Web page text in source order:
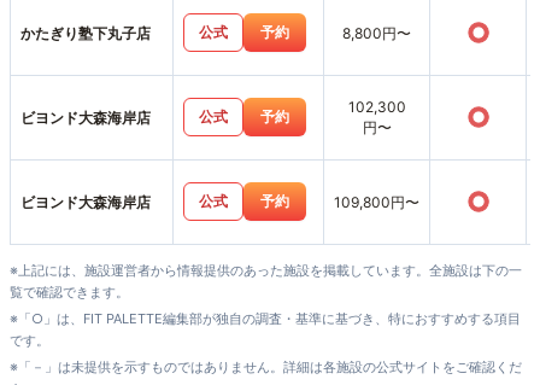
かたぎり塾下丸子店 公式 予約 8,800円〜 ○
ビヨンド大森海岸店 公式 予約
102,300
円〜
○
ビヨンド大森海岸店 公式 予約 109,800円〜 ○
※上記には、施設運営者から情報提供のあった施設を掲載しています。全施設は下の一
覧で確認できます。
※「○」は、FIT PALETTE編集部が独自の調査・基準に基づき、特におすすめする項目
です。
※「－」は未提供を示すものではありません。詳細は各施設の公式サイトをご確認くだ